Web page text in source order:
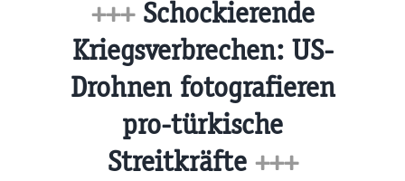
+++Schockierende
Kriegsverbrechen: US-
Drohnen fotografieren
pro-türkische
Streitkräfte +++